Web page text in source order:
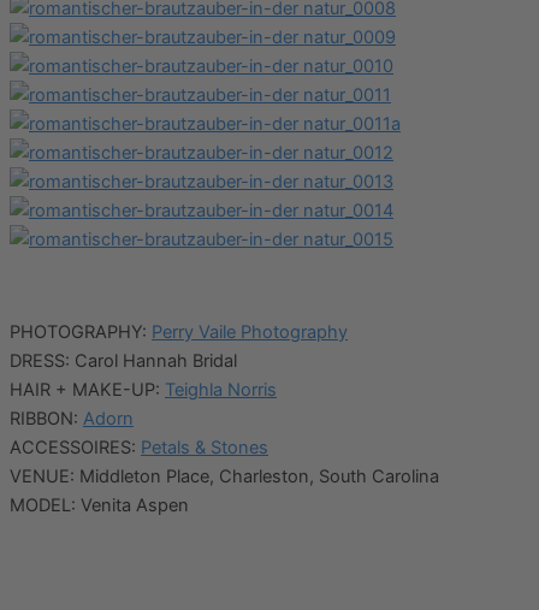
PHOTOGRAPHY: Perry Vaile Photography
DRESS: Carol Hannah Bridal
HAIR + MAKE-UP: Teighla Norris
RIBBON: Adorn
ACCESSOIRES: Petals & Stones
VENUE: Middleton Place, Charleston, South Carolina
MODEL: Venita Aspen